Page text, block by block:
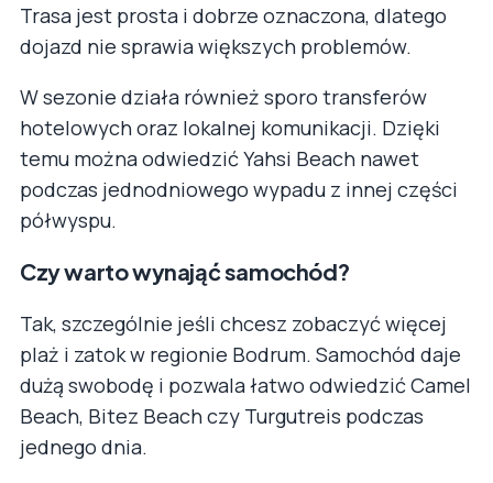
Trasa jest prosta i dobrze oznaczona, dlatego
dojazd nie sprawia większych problemów.
W sezonie działa również sporo transferów
hotelowych oraz lokalnej komunikacji. Dzięki
temu można odwiedzić Yahsi Beach nawet
podczas jednodniowego wypadu z innej części
półwyspu.
Czy warto wynająć samochód?
Tak, szczególnie jeśli chcesz zobaczyć więcej
plaż i zatok w regionie Bodrum. Samochód daje
dużą swobodę i pozwala łatwo odwiedzić Camel
Beach, Bitez Beach czy Turgutreis podczas
jednego dnia.